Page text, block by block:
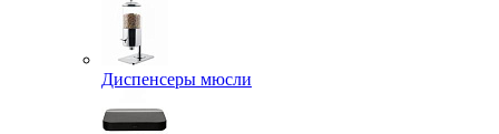
Диспенсеры мюсли